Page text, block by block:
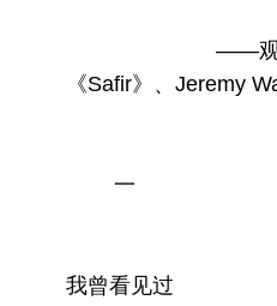
——观 Hosein
《Safir》、Jeremy
一
我曾看见过